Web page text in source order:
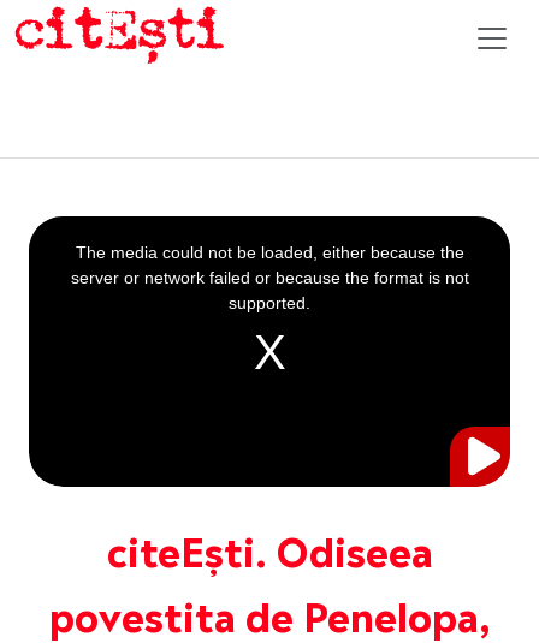
citeEști. Odiseea
povestita de Penelopa,
This
is
a
The media could not be loaded, either because the
server or network failed or because the format is not
supported.